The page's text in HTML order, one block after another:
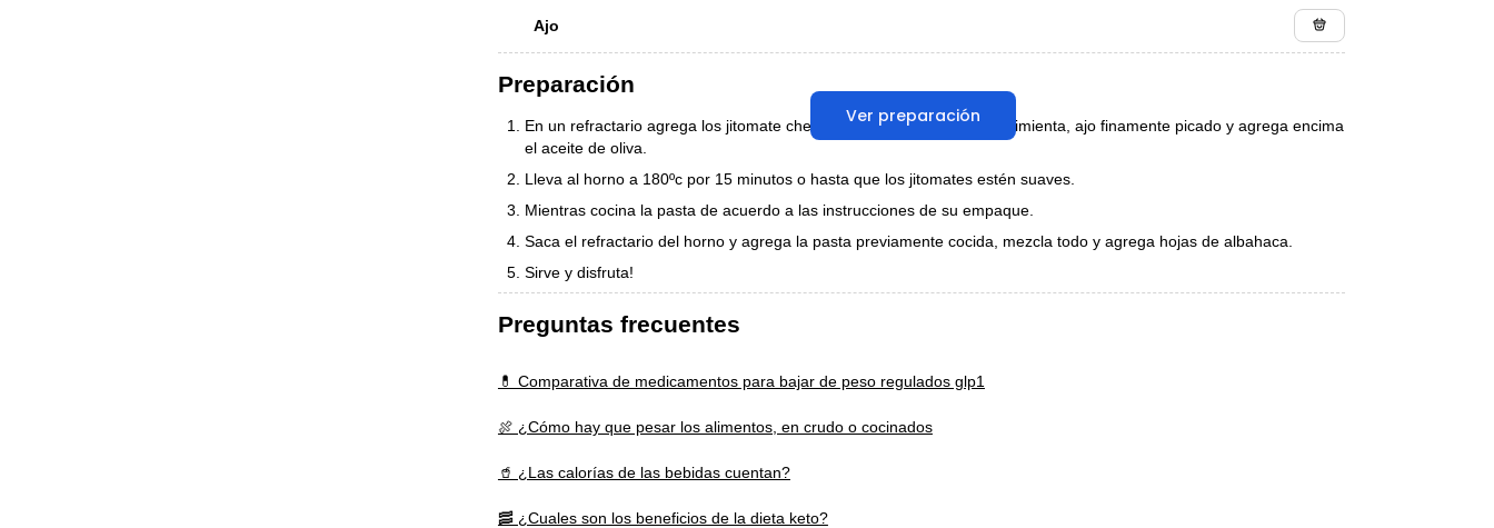
Ajo
Ver preparación
Preparación
En un refractario agrega los jitomate cherry, requesón y sazona sal, pimienta, ajo finamente picado y agrega encima
el aceite de oliva.
Lleva al horno a 180ºc por 15 minutos o hasta que los jitomates estén suaves.
Mientras cocina la pasta de acuerdo a las instrucciones de su empaque.
Saca el refractario del horno y agrega la pasta previamente cocida, mezcla todo y agrega hojas de albahaca.
Sirve y disfruta!
Preguntas frecuentes
💊 Comparativa de medicamentos para bajar de peso regulados glp1
🍖 ¿Cómo hay que pesar los alimentos, en crudo o cocinados
🥤 ¿Las calorías de las bebidas cuentan?
🥓 ¿Cuales son los beneficios de la dieta keto?